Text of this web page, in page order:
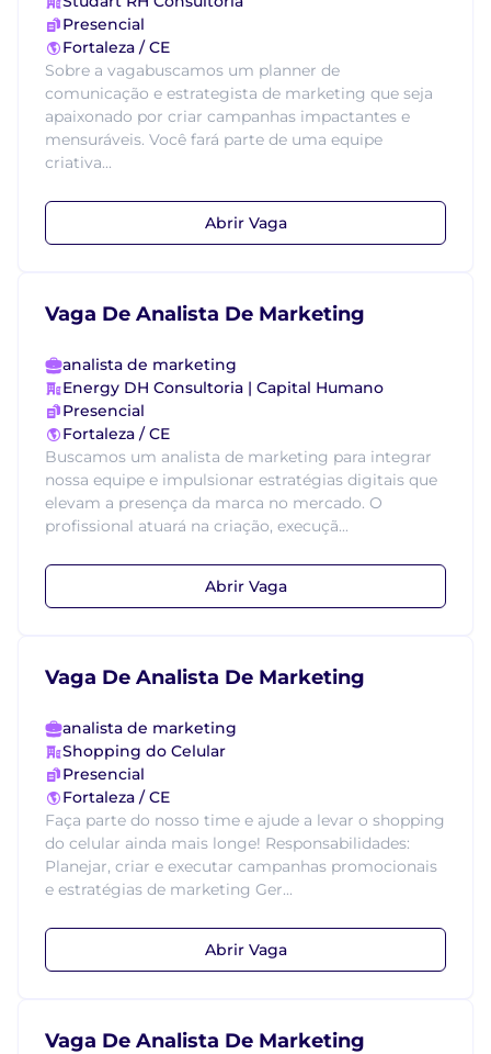
Presencial
Fortaleza / CE
Sobre a vagabuscamos um planner de
comunicação e estrategista de marketing que seja
apaixonado por criar campanhas impactantes e
mensuráveis. Você fará parte de uma equipe
criativa...
Abrir Vaga
Vaga De Analista De Marketing
analista de marketing
Energy DH Consultoria | Capital Humano
Presencial
Fortaleza / CE
Buscamos um analista de marketing para integrar
nossa equipe e impulsionar estratégias digitais que
elevam a presença da marca no mercado. O
profissional atuará na criação, execuçã...
Abrir Vaga
Vaga De Analista De Marketing
analista de marketing
Shopping do Celular
Presencial
Fortaleza / CE
Faça parte do nosso time e ajude a levar o shopping
do celular ainda mais longe! Responsabilidades:
Planejar, criar e executar campanhas promocionais
e estratégias de marketing Ger...
Abrir Vaga
Vaga De Analista De Marketing